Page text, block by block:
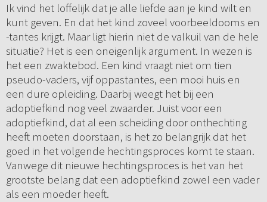
Ik vind het loffelijk dat je alle liefde aan je kind wilt en
kunt geven. En dat het kind zoveel voorbeeldooms en
-tantes krijgt. Maar ligt hierin niet de valkuil van de hele
situatie? Het is een oneigenlijk argument. In wezen is
het een zwaktebod. Een kind vraagt niet om tien
pseudo-vaders, vijf oppastantes, een mooi huis en
een dure opleiding. Daarbij weegt het bij een
adoptiefkind nog veel zwaarder. Juist voor een
adoptiefkind, dat al een scheiding door onthechting
heeft moeten doorstaan, is het zo belangrijk dat het
goed in het volgende hechtingsproces komt te staan.
Vanwege dit nieuwe hechtingsproces is het van het
grootste belang dat een adoptiefkind zowel een vader
als een moeder heeft.